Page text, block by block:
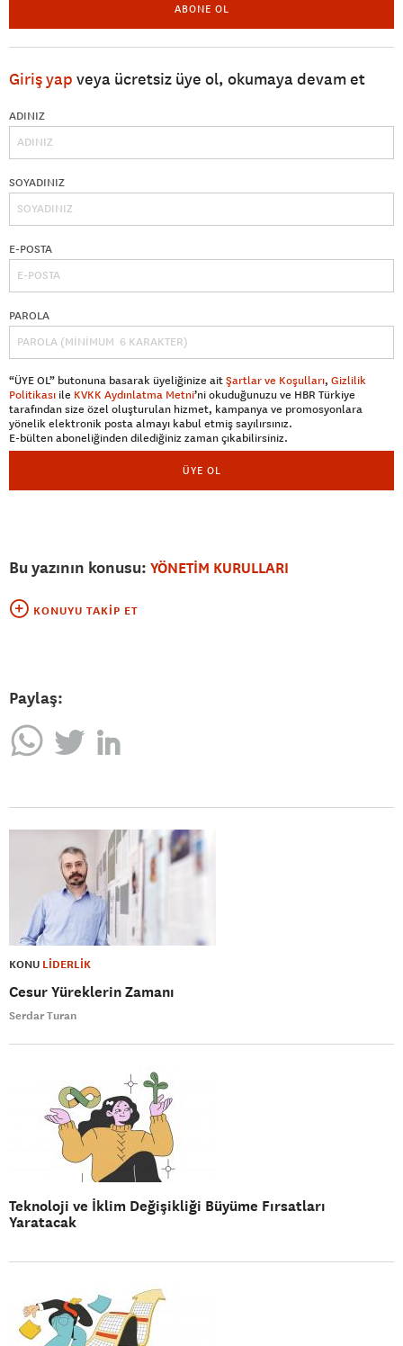
ABONE OL
Giriş yap veya ücretsiz üye ol, okumaya devam et
ADINIZ
SOYADINIZ
E-POSTA
PAROLA
“ÜYE OL” butonuna basarak üyeliğinize aitŞartlar ve Koşulları, Gizlilik
Politikası ile KVKK Aydınlatma Metni’ni okuduğunuzu ve HBR Türkiye
tarafından size özel oluşturulan hizmet, kampanya ve promosyonlara
yönelik elektronik posta almayı kabul etmiş sayılırsınız.
E-bülten aboneliğinden dilediğiniz zaman çıkabilirsiniz.
ÜYE OL
Bu yazının konusu: YÖNETİM KURULLARI
KONUYU TAKIP ET
Paylaş:
KONU LİDERLİK
Cesur Yüreklerin Zamanı
Serdar Turan
Teknoloji ve İklim Değişikliği Büyüme Fırsatları
Yaratacak